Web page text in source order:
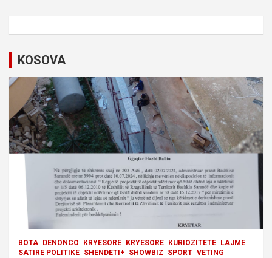
v
i
g
t
i
KOSOVA
BOTA DENONCO KRYESORE KRYESORE KURIOZITETE
LAJME
SATIRE POLITIKE SHENDETI+ SHOWBIZ SPORT VETING